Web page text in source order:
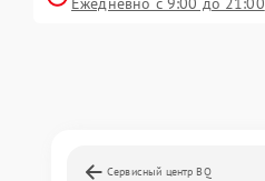
Сервисный центр BQ